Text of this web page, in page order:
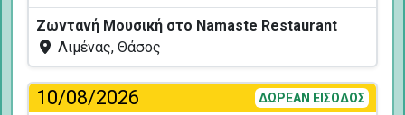
Ζωντανή Μουσική στο Namaste Restaurant
Λιμένας, Θάσος
10/08/2026 ΔΩΡΕΑΝ ΕΙΣΟΔΟΣ